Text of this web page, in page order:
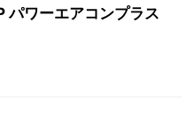
パワーエアコンプラス